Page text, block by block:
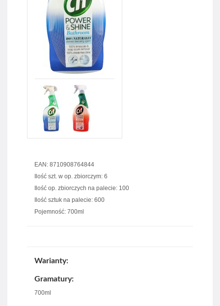
EAN: 8710908764844
Ilość szt. w op. zbiorczym: 6
Ilość op. zbiorczych na palecie: 100
Ilość sztuk na palecie: 600
Pojemność: 700ml
Warianty:
Gramatury:
700ml